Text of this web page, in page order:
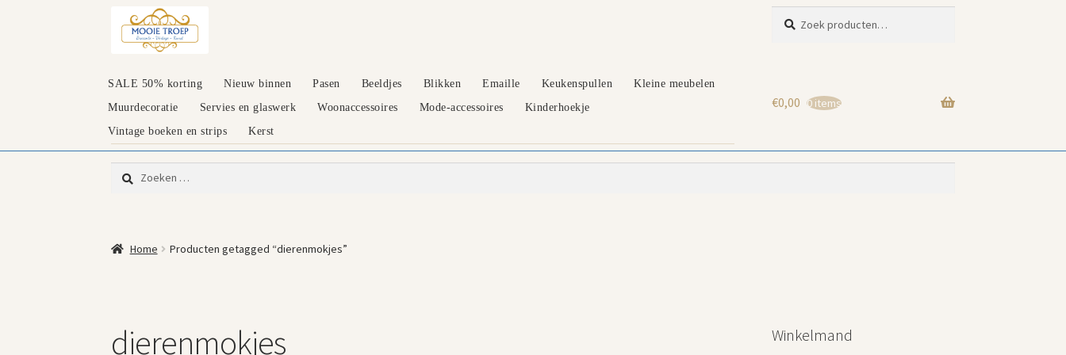
door
naar
naar:
SALE 50% korting Nieuw binnen Pasen Beeldjes Blikken Emaille Keukenspullen
Kleine meubelen
Muurdecoratie
Servies en glaswerk Woonaccessoires Mode-accessoires
Kinderhoekje
Vintage boeken en strips
Kerst
€0,00 0 items
Zoeken
naar:
Home Producten getagged “dierenmokjes”
dierenmokjes Winkelmand